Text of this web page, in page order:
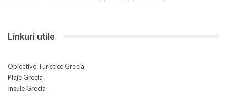
Linkuri utile
Obiective Turistice Grecia
Plaje Grecia
Insule Grecia